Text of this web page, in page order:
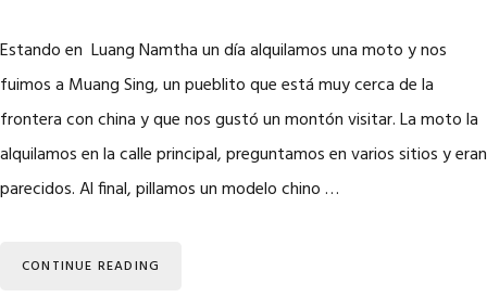
Estando en Luang Namtha un día alquilamos una moto y nos
fuimos a Muang Sing, un pueblito que está muy cerca de la
frontera con china y que nos gustó un montón visitar. La moto la
alquilamos en la calle principal, preguntamos en varios sitios y eran
parecidos. Al final, pillamos un modelo chino …
CONTINUE READING